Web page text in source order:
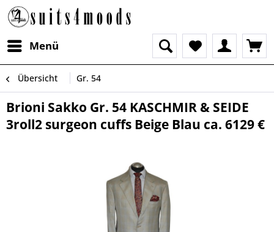
Menü
Übersicht Gr. 54
Brioni Sakko Gr. 54 KASCHMIR & SEIDE
3roll2 surgeon cuffs Beige Blau ca. 6129 €